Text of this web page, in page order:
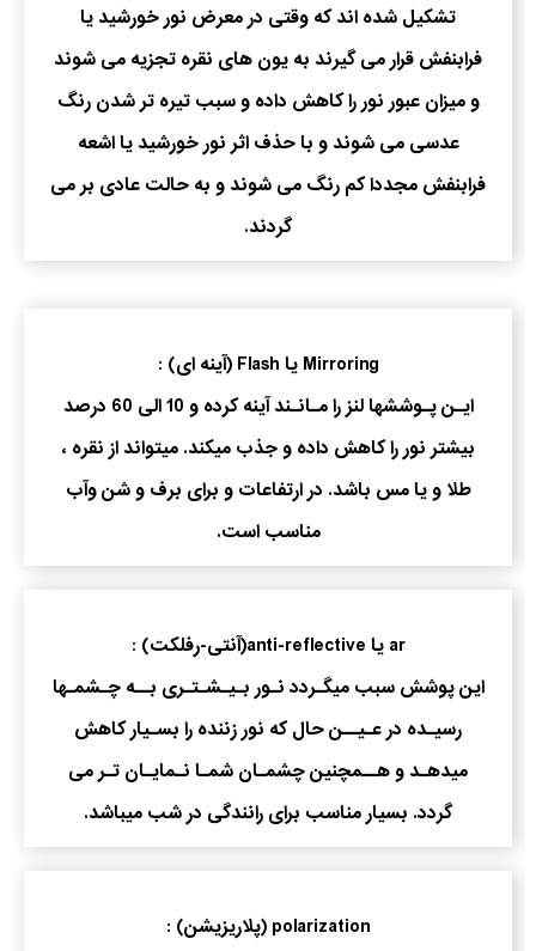
تشکیل شده اند که وقتی در معرض نور خورشید یا
فرابنفش قرار می گیرند به یون های نقره تجزیه می شوند
و میزان عبور نور را کاهش داده و سبب تیره تر شدن رنگ
عدسی می شوند و با حذف اثر نور خورشید یا اشعه
فرابنفش مجددا کم رنگ می شوند و به حالت عادی بر می
گردند.
Mirroring یا Flash (آینه ای) :
ایـن پـوششها لنز را مـانـند آینه کرده و 10 الی 60 درصد
بیشتر نور را کاهش داده و جذب میکند. میتواند از نقره ،
طلا و یا مس باشد. در ارتفاعات و برای برف و شن وآب
مناسب است.
ar یا anti-reflective(آنتی-رفلکت) :
این پوشش سبب میگـردد نـور بـیـشـتـری بــه چـشمـها
رسیـده در عـیــن حال که نور زننده را بسـیار کاهش
میدهـد و هــمچنین چشمـان شمـا نـمایـان تـر می
گردد. بسیار مناسب برای رانندگی در شب میباشد.
polarization (پلاریزیشن) :